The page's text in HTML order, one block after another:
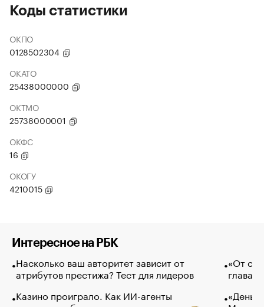
Коды статистики
ОКПО
0128502304
ОКАТО
25438000000
ОКТМО
25738000001
ОКФС
16
ОКОГУ
4210015
Интересное на РБК
Насколько ваш авторитет зависит от
атрибутов престижа? Тест для лидеров
Казино проиграло. Как ИИ-агенты
«От
глава